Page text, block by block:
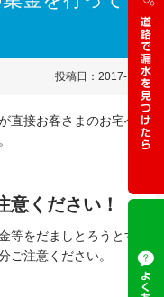
投稿日：2017-10-16
直接お客さまのお宅へ
意ください！
等をだましとろうとす
ご注意ください。